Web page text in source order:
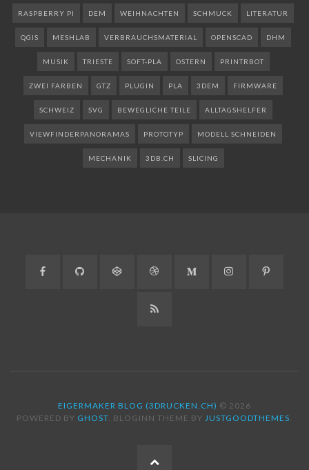
RASPBERRY PI DEM WEIHNACHTEN SCHMUCK LITERATUR
QGIS MESHLAB VERBRAUCHSMATERIAL OPENSCAD DHM
MUSIK TRIESTE SOFT-PLA OSTERN PRINTRBOT
ZWEI FARBEN GTZ PLUGIN PLA 3DEM FIRMWARE
SCHWEIZ SVG BEWEGLICHE TEILE ALLTAGSHELFER
VIEWFINDERPANORAMAS PROTOTYP MODELL SCHNEIDEN
MECHANIK 3DB.CH SLICING
Facebook GitHub CodePen DribbbleMedium Instagram
RSS
EIGERMAKER BLOG (3DRUCKEN.CH) © 2026
POWERED BY GHOST . BLOGINN THEME BY JUSTGOODTHEMES